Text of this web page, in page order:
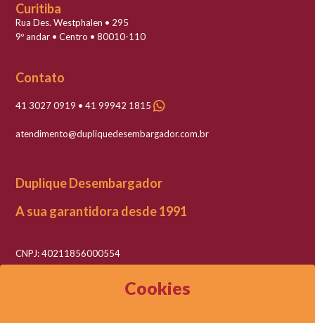
Cookies
Curitiba
Rua Des. Westphalen • 295
9º andar • Centro • 80010-110
Contato
41 3027 0919 • 41 99942 1815
atendimento@dupliquedesembargador.com.br
Duplique Desembargador
A sua garantidora desde 1991
CNPJ: 40211856000554
Razão social: Duplique Desembargador LTDA